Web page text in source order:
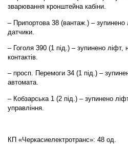
зварювання кронштейна кабіни.
– Припортова 38 (вантаж.) – зупинено
датчики.
– Гоголя 390 (1 під.) – зупинено ліфт,
контактів.
– просп. Перемоги 34 (1 під.) –
автомата.
– Кобзарська 1 (2 під.) – зупинено
управління.
КП «Черкасиелектротранс»: 48 од.